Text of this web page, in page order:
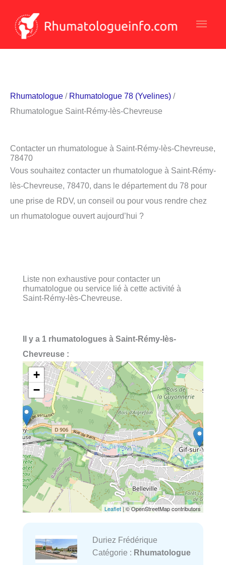
contenu
Rhumatologue / Rhumatologue 78 (Yvelines) /
Rhumatologue Saint-Rémy-lès-Chevreuse
Contacter un rhumatologue à Saint-Rémy-lès-Chevreuse,
78470
Vous souhaitez contacter un rhumatologue à Saint-Rémy-
lès-Chevreuse, 78470, dans le département du 78 pour
une prise de RDV, un conseil ou pour vous rendre chez
un rhumatologue ouvert aujourd’hui ?
Liste non exhaustive pour contacter un
rhumatologue ou service lié à cette activité à
Saint-Rémy-lès-Chevreuse.
Il y a 1 rhumatologues à Saint-Rémy-lès-
Chevreuse :
+
−
Leaflet| © OpenStreetMap contributors
Duriez Frédérique
Catégorie : Rhumatologue